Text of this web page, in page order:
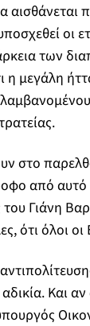
οι
των
η μεγάλη
στο
από
του Γιάνη
ότι όλοι
Και